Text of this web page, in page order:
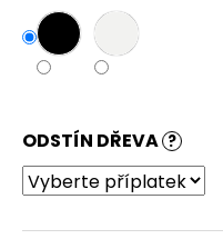
ODSTÍN DŘEVA ?